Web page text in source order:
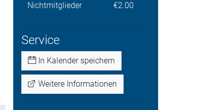
Nichtmitglieder €2.00
Service
In Kalender speichern
Weitere Informationen